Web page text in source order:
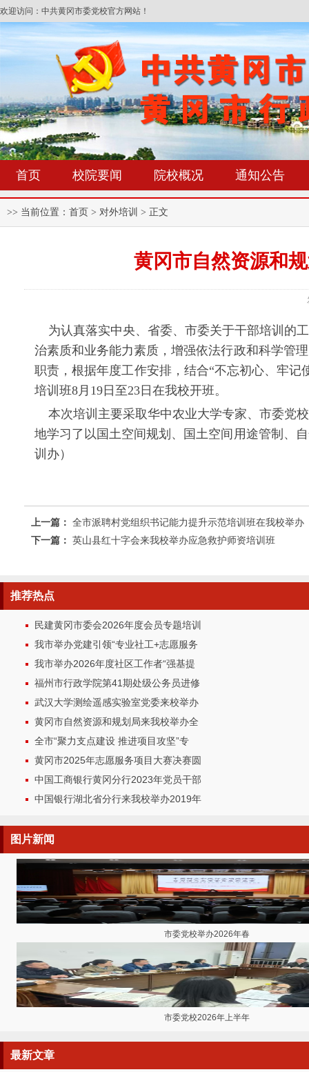
欢迎访问：中共黄冈市委党校官方网站！
首页 校院要闻 院校概况 通知公告
>> 当前位置： 首页 > 对外培训 > 正文
黄冈市自然资源和
为认真落实中央、省委、市委关于干部培训的
治素质和业务能力素质，增强依法行政和科学管
职责，根据年度工作安排，结合“不忘初心、牢
培训班8月19日至23日在我校开班。
本次培训主要采取华中农业大学专家、市委党
地学习了以国土空间规划、国土空间用途管制、
训办）
上一篇： 全市派聘村党组织书记能力提升示范培训班在我校举办
下一篇： 英山县红十字会来我校举办应急救护师资培训班
推荐热点
民建黄冈市委会2026年度会员专题培训
我市举办党建引领“专业社工+志愿服务
我市举办2026年度社区工作者“强基提
福州市行政学院第41期处级公务员进修
武汉大学测绘遥感实验室党委来校举办
黄冈市自然资源和规划局来我校举办全
全市“聚力支点建设 推进项目攻坚”专
黄冈市2025年志愿服务项目大赛决赛圆
中国工商银行黄冈分行2023年党员干部
中国银行湖北省分行来我校举办2019年
图片新闻
市委党校举办2026年春
市委党校2026年上半年
最新文章